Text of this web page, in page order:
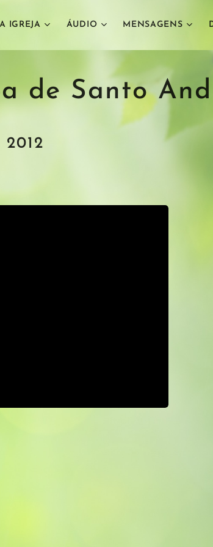
A IGREJA ÁUDIO MENSAGENS
de Santo
2012